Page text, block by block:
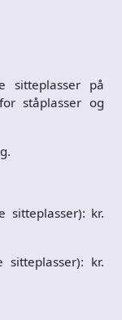
sitteplasser på
ståplasser og
sitteplasser): kr.
kr.